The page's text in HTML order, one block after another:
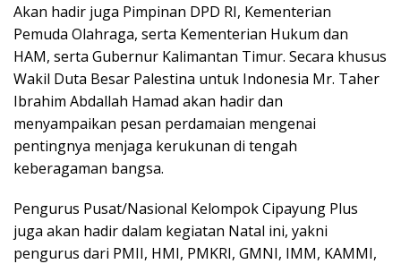
Akan hadir juga Pimpinan DPD RI, Kementerian
Pemuda Olahraga, serta Kementerian Hukum dan
HAM, serta Gubernur Kalimantan Timur. Secara khusus
Wakil Duta Besar Palestina untuk Indonesia Mr. Taher
Ibrahim Abdallah Hamad akan hadir dan
menyampaikan pesan perdamaian mengenai
pentingnya menjaga kerukunan di tengah
keberagaman bangsa.
Pengurus Pusat/Nasional Kelompok Cipayung Plus
juga akan hadir dalam kegiatan Natal ini, yakni
pengurus dari PMII, HMI, PMKRI, GMNI, IMM, KAMMI,